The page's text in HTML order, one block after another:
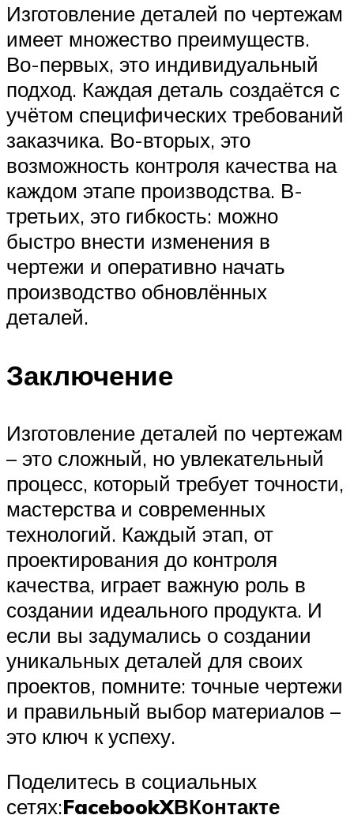
Изготовление деталей по чертежам
имеет множество преимуществ.
Во-первых, это индивидуальный
подход. Каждая деталь создаётся с
учётом специфических требований
заказчика. Во-вторых, это
возможность контроля качества на
каждом этапе производства. В-
третьих, это гибкость: можно
быстро внести изменения в
чертежи и оперативно начать
производство обновлённых
деталей.
Заключение
Изготовление деталей по чертежам
– это сложный, но увлекательный
процесс, который требует точности,
мастерства и современных
технологий. Каждый этап, от
проектирования до контроля
качества, играет важную роль в
создании идеального продукта. И
если вы задумались о создании
уникальных деталей для своих
проектов, помните: точные чертежи
и правильный выбор материалов –
это ключ к успеху.
Поделитесь в социальных
сетях:FacebookXВКонтакте